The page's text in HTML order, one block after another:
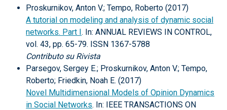
Proskurnikov, Anton V.; Tempo, Roberto (2017)
A tutorial on modeling and analysis of dynamic social
networks. Part I. In: ANNUAL REVIEWS IN CONTROL,
vol. 43, pp. 65-79. ISSN 1367-5788
Contributo su Rivista
Parsegov, Sergey E.; Proskurnikov, Anton V.; Tempo,
Roberto; Friedkin, Noah E. (2017)
Novel Multidimensional Models of Opinion Dynamics
in Social Networks. In: IEEE TRANSACTIONS ON